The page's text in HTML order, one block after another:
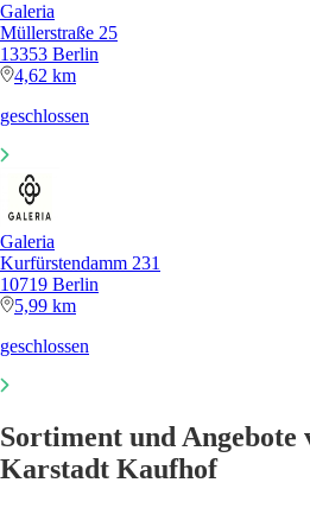
Galeria
Müllerstraße 25
13353 Berlin
4,62 km
geschlossen
Galeria
Kurfürstendamm 231
10719 Berlin
5,99 km
geschlossen
Sortiment und Angebote
Karstadt Kaufhof